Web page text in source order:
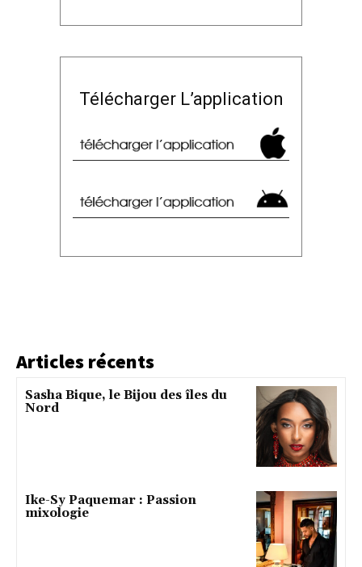
Télécharger L’application
Articles récents
Sasha Bique, le Bijou des îles du
Nord
Ike-Sy Paquemar : Passion
mixologie